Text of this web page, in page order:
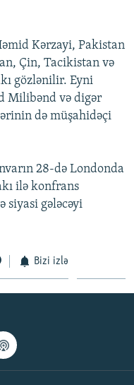
Kərzayi, Pakistan
Çin, Tacikistan və
gözlənilir. Eyni
Milibənd və digər
də müşahidəçi
28-də Londonda
ilə konfrans
siyasi gələcəyi
Bizi izlə